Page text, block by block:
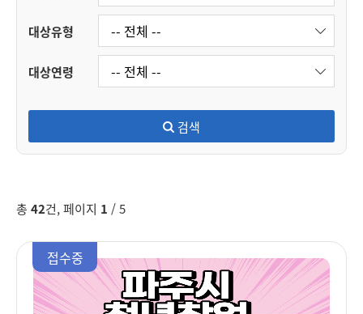
대상유형
대상연령
검색
총 42건, 페이지 1 / 5
접수중